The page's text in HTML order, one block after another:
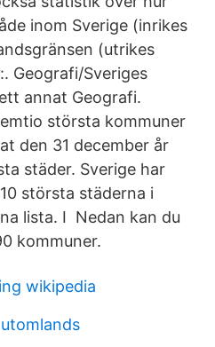
inom Sverige (inrikes
(utrikes
Geografi/Sveriges
annat Geografi.
största kommuner
den 31 december år
städer. Sverige har
största städerna i
lista. I Nedan kan du
kommuner.
wikipedia